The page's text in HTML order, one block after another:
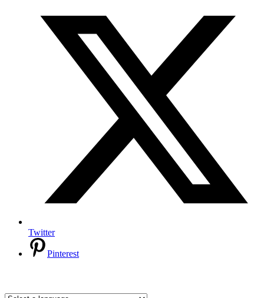
Twitter
Pinterest